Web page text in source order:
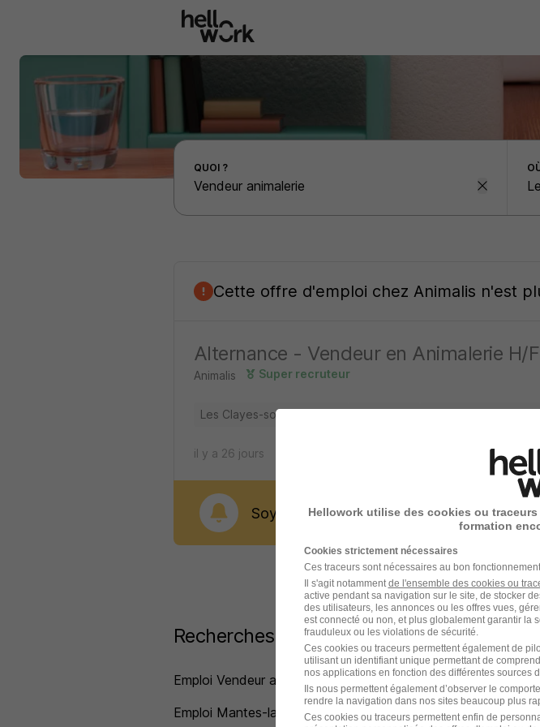
Effectuer une recherche d'emploi par localité
QUOI ?
Cette offre d'emploi chez Animalis n'est
Alternance - Vendeur en Animalerie H/F
Animalis Super recruteur
Les Clayes-sous-Bois - 78
il y a 26 jours
Soyez alerté dès qu'une offre similaire est
Recherches similaires
Emploi Vendeur animalerie Emploi Animalier
Emploi Mantes-la-Jolie
Emploi Versailles
Hellowork utilise des cookies ou
formation
Cookies strictement nécessaires
Ces traceurs sont nécessaires au bon
Il s'agit notamment de l'ensemble des cookies ou
active pendant sa navigation sur le site, de stocker
des utilisateurs, les annonces ou les offres vues,
est connecté ou non, et plus globalement garantir la
frauduleux ou les violations de sécurité.
Ces cookies ou traceurs permettent également de
utilisant un identifiant unique permettant de
nos applications en fonction des différentes sources
Ils nous permettent également d’observer le
rendre la navigation dans nos sites beaucoup plus
Ces cookies ou traceurs permettent enfin de